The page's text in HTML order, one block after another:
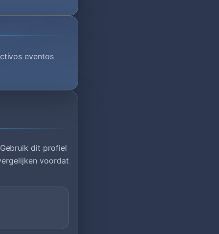
eventos
dit profiel
voordat